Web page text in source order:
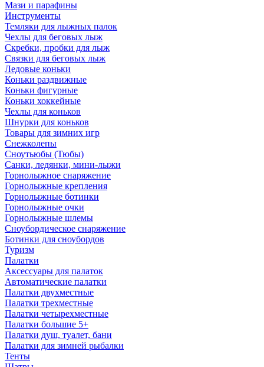
Мази и парафины
Инструменты
Темляки для лыжных палок
Чехлы для беговых лыж
Скребки, пробки для лыж
Связки для беговых лыж
Ледовые коньки
Коньки раздвижные
Коньки фигурные
Коньки хоккейные
Чехлы для коньков
Шнурки для коньков
Товары для зимних игр
Снежколепы
Сноутьюбы (Тюбы)
Санки, ледянки, мини-лыжи
Горнолыжное снаряжение
Горнолыжные крепления
Горнолыжные ботинки
Горнолыжные очки
Горнолыжные шлемы
Сноубордическое снаряжение
Ботинки для сноубордов
Туризм
Палатки
Аксессуары для палаток
Автоматические палатки
Палатки двухместные
Палатки трехместные
Палатки четырехместные
Палатки большие 5+
Палатки душ, туалет, бани
Палатки для зимней рыбалки
Тенты